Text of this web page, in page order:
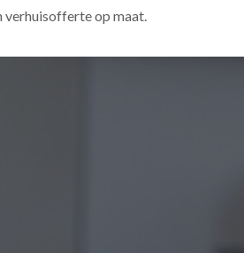
verhuisofferte op maat.